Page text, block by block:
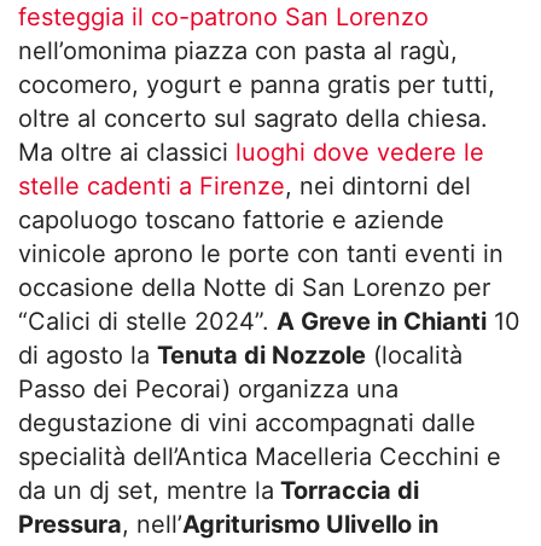
festeggia il co-patrono San Lorenzo
nell’omonima piazza con pasta al ragù,
cocomero, yogurt e panna gratis per tutti,
oltre al concerto sul sagrato della chiesa.
Ma oltre ai classici luoghi dove vedere le
stelle cadenti a Firenze, nei dintorni del
capoluogo toscano fattorie e aziende
vinicole aprono le porte con tanti eventi in
occasione della Notte di San Lorenzo per
“Calici di stelle 2024”. A Greve in Chianti 10
di agosto la Tenuta di Nozzole (località
Passo dei Pecorai) organizza una
degustazione di vini accompagnati dalle
specialità dell’Antica Macelleria Cecchini e
da un dj set, mentre la Torraccia di
Pressura, nell’Agriturismo Ulivello in